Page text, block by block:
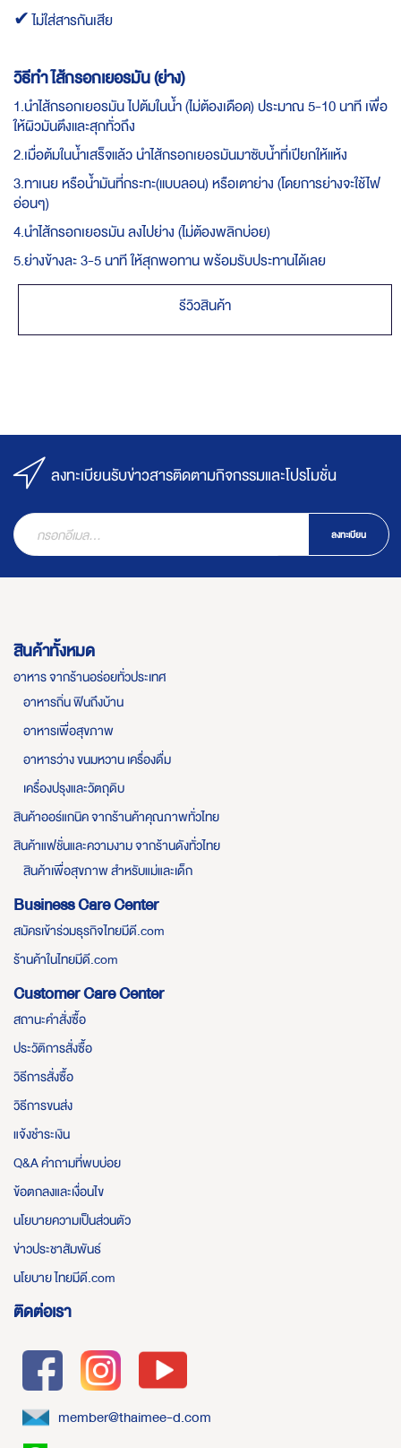
✔ ไม่ใส่สารกันเสีย
วิธีทำ ไส้กรอกเยอรมัน (ย่าง)
1.นำไส้กรอกเยอรมัน ไปต้มในน้ำ (ไม่ต้องเดือด) ประมาณ 5-10 นาที เพื่อ
ให้ผิวมันตึงและสุกทั่วถึง
2.เมื่อต้มในน้ำเสร็จแล้ว นำไส้กรอกเยอรมันมาซับน้ำที่เปียกให้แห้ง
3.ทาเนย หรือน้ำมันที่กระทะ(แบบลอน) หรือเตาย่าง (โดยการย่างจะใช้ไฟ
อ่อนๆ)
4.นำไส้กรอกเยอรมัน ลงไปย่าง (ไม่ต้องพลิกบ่อย)
5.ย่างข้างละ 3-5 นาที ให้สุกพอทาน พร้อมรับประทานได้เลย
รีวิวสินค้า
ลงทะเบียนรับข่าวสารติดตามกิจกรรมและโปรโมชั่น
ลงทะเบียน
สินค้าทั้งหมด
อาหาร จากร้านอร่อยทั่วประเทศ
อาหารถิ่น ฟินถึงบ้าน
อาหารเพื่อสุขภาพ
อาหารว่าง ขนมหวาน เครื่องดื่ม
เครื่องปรุงและวัตถุดิบ
สินค้าออร์แกนิค จากร้านค้าคุณภาพทั่วไทย
สินค้าแฟชั่นและความงาม จากร้านดังทั่วไทย
สินค้าเพื่อสุขภาพ สำหรับแม่และเด็ก
Business Care Center
สมัครเข้าร่วมธุรกิจไทยมีดี.com
ร้านค้าในไทยมีดี.com
Customer Care Center
สถานะคำสั่งซื้อ
ประวัติการสั่งซื้อ
วิธีการสั่งซื้อ
วิธีการขนส่ง
แจ้งชำระเงิน
Q&A คำถามที่พบบ่อย
ข้อตกลงและเงื่อนไข
นโยบายความเป็นส่วนตัว
ข่าวประชาสัมพันธ์
นโยบาย ไทยมีดี.com
ติดต่อเรา
member@thaimee-d.com